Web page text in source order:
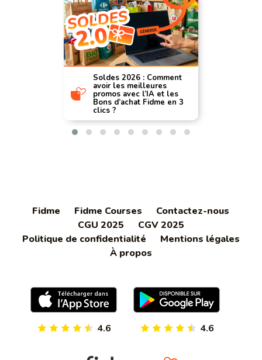
Soldes 2026 : Comment
avoir les meilleures
promos avec l’IA et les
Bons d’achat Fidme en 3
clics ?
Fidme Fidme Courses
Contactez-nous
CGU 2025
CGV 2025
Politique de confidentialité
Mentions légales
À propos
4.6 4.6